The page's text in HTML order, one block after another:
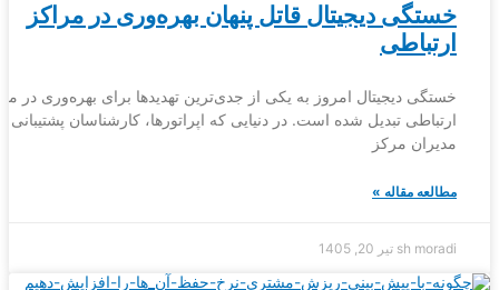
خستگی دیجیتال قاتل پنهان بهره‌وری در مراکز
ارتباطی
خستگی دیجیتال امروز به یکی از جدی‌ترین تهدیدها برای بهره‌وری در
ارتباطی تبدیل شده است. در دنیایی که اپراتورها، کارشناسان پشتیبانی و
مدیران مرکز
مطالعه مقاله »
sh moradi تیر 20, 1405